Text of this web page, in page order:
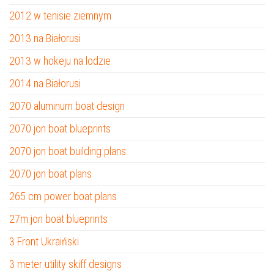
2012 w tenisie ziemnym
2013 na Białorusi
2013 w hokeju na lodzie
2014 na Białorusi
2070 aluminum boat design
2070 jon boat blueprints
2070 jon boat building plans
2070 jon boat plans
265 cm power boat plans
27m jon boat blueprints
3 Front Ukraiński
3 meter utility skiff designs